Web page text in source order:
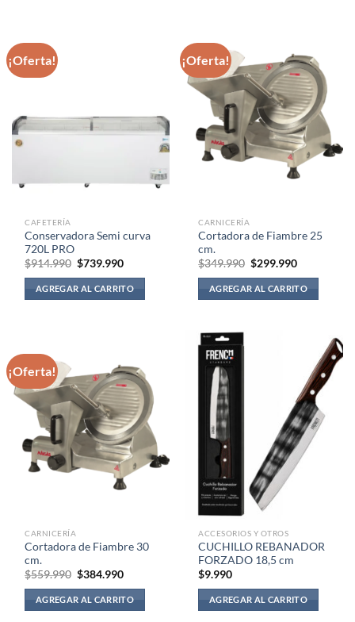
¡Oferta!
CAFETERÍA
Conservadora Semi curva
720L PRO
$914.990 El
original
era:
$914.990.
$739.990El
actual
es:
$739.990.
AGREGAR AL CARRITO
¡Oferta!
CARNICERÍA
Cortadora de Fiambre 25
cm.
$349.990 El
original
era:
$349.990.
$299.990El
actual
es:
$299.990.
AGREGAR AL CARRITO
¡Oferta!
CARNICERÍA
Cortadora de Fiambre 30
cm.
$559.990 El
original
era:
$559.990.
$384.990El
actual
es:
$384.990.
AGREGAR AL CARRITO
ACCESORIOS Y OTROS
CUCHILLO REBANADOR
FORZADO 18,5 cm
$9.990
AGREGAR AL CARRITO